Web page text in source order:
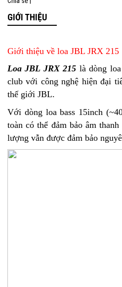
GIỚI THIỆU
Giới thiệu về loa JBL JRX 215
Loa JBL JRX 215 là dòng
club với công nghệ hiện đại
thế giới JBL.
Với dòng loa bass 15inch
toàn có thể đảm bảo âm
lượng vẫn được đảm bảo